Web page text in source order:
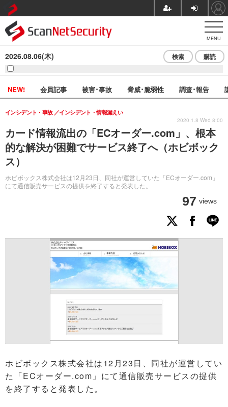
MENU
2026.08.06(木) 検索 購読
NEW! 会員記事 被害･事故 脅威･脆弱性 調査･報告
カード情報流出の「ECオーダー.com」、根本
的な解決が困難でサービス終了へ（ホビボック
ス）
ホビボックス株式会社は12月23日、同社が運営していた「ECオーダー.com」
にて通信販売サービスの提供を終了すると発表した。
インシデント・事故 インシデント・情報漏えい
97 views
2020.1.8 Wed 8:00
ホビボックス株式会社は12月23日、同社が運営してい
た「ECオーダー.com」にて通信販売サービスの提供
を終了すると発表した。